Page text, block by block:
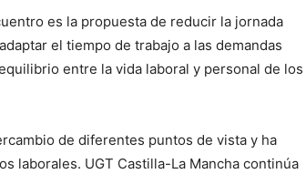
es la propuesta de reducir la jornada
el tiempo de trabajo a las demandas
entre la vida laboral y personal de los
de diferentes puntos de vista y ha
laborales. UGT Castilla-La Mancha continúa